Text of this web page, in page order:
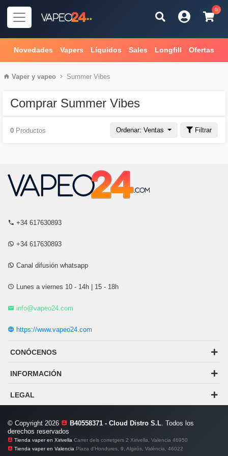
0
Novedades Vapers Líquidos Sales Longfill Ofertas
Vaper y vapeo Summer Vibes
Comprar Summer Vibes
Ordenar: Ventas Filtrar
0 Productos
+34 617630893
+34 617630893
Canal difusión whatsapp
Lunes a viernes 10 - 14h | 15 - 18h
info@vapeo24.com
https://www.vapeo24.com
CONÓCENOS
INFORMACIÓN
LEGAL
© Copyright 2026 B40558371 - Cloud Distro S.L. Todos los
derechos reservados
Tienda vaper en Xirivella Carrer dels corretgers 2 Xirivella, Valencia 46950
Tienda vaper en Valencia Plaza d'Hondures, 9, Algirós, València, 46022